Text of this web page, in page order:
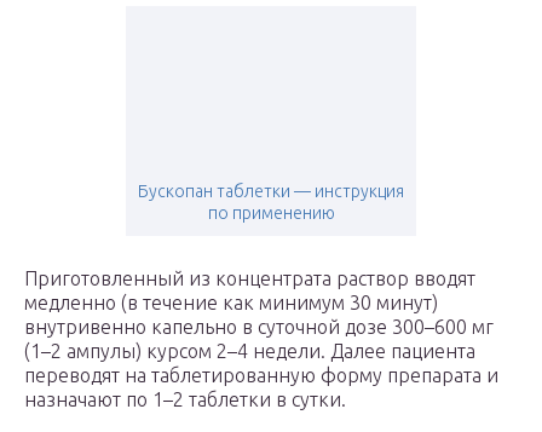
Бускопан таблетки — инструкция
по применению
Приготовленный из концентрата раствор вводят
медленно (в течение как минимум 30 минут)
внутривенно капельно в суточной дозе 300–600 мг
(1–2 ампулы) курсом 2–4 недели. Далее пациента
переводят на таблетированную форму препарата и
назначают по 1–2 таблетки в сутки.